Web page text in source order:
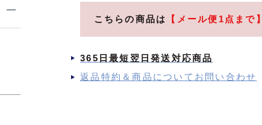
こちらの商品は 【メール便1点まで】
365日最短翌日発送対応商品
返品特約＆商品についてお問い合わせ